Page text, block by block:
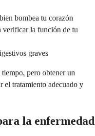
bombea tu corazón
verificar la función de tu
graves
pero obtener un
el tratamiento adecuado y
la enfermedad